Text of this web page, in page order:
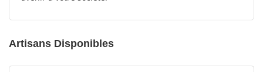
Artisans Disponibles